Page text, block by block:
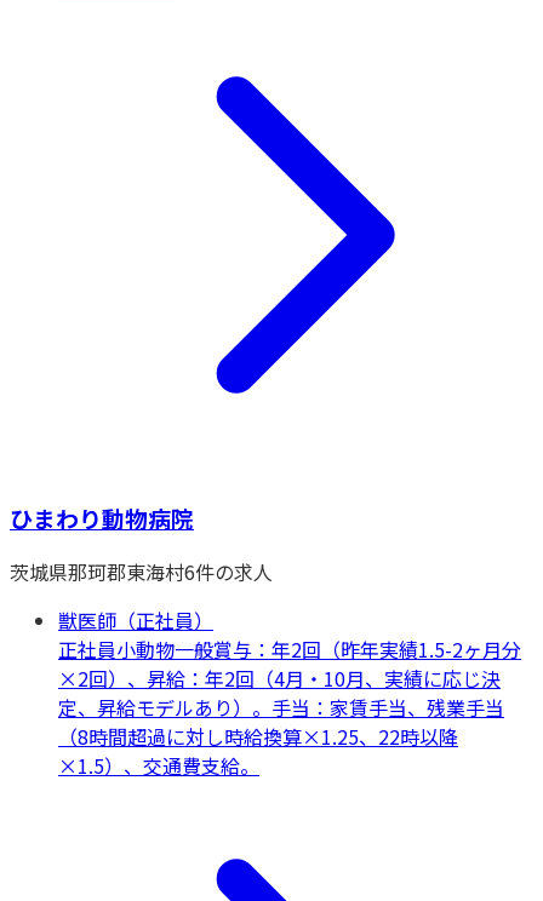
ひまわり動物病院
茨城県那珂郡東海村6件の求人
獣医師（正社員）
正社員小動物一般賞与：年2回（昨年実績1.5-2ヶ月分
×2回）、昇給：年2回（4月・10月、実績に応じ決
定、昇給モデルあり）。手当：家賃手当、残業手当
（8時間超過に対し時給換算×1.25、22時以降
×1.5）、交通費支給。